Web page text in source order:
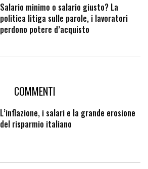
Salario minimo o salario giusto? La
politica litiga sulle parole, i lavoratori
perdono potere d’acquisto
COMMENTI
L’inflazione, i salari e la grande erosione
del risparmio italiano